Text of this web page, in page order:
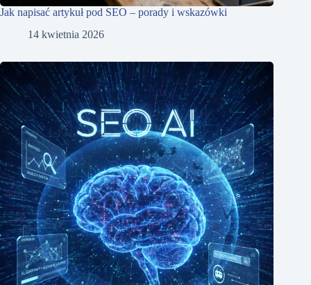
Jak napisać artykuł pod SEO – porady i wskazówki
14 kwietnia 2026